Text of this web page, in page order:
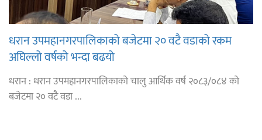
धरान उपमहानगरपालिकाको बजेटमा २० वटै वडाको रकम
अघिल्लो वर्षको भन्दा बढयो
धरान : धरान उपमहानगरपालिकाको चालु आर्थिक वर्ष २०८३/०८४ को
बजेटमा २० वटै वडा ...